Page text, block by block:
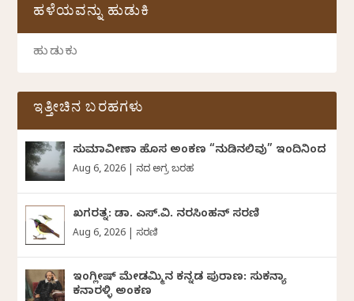
ಹಳೆಯವನ್ನು ಹುಡುಕಿ
ಇತ್ತೀಚಿನ ಬರಹಗಳು
ಸುಮಾವೀಣಾ ಹೊಸ ಅಂಕಣ “ನುಡಿನಲಿವು” ಇಂದಿನಿಂದ
Aug 6, 2026 ದಿನದ ಅಗ್ರ ಬರಹ
ಖಗರತ್ನ: ಡಾ. ಎಸ್.ವಿ. ನರಸಿಂಹನ್‌‌ ಸರಣಿ
Aug 6, 2026 ಸರಣಿ
ಇಂಗ್ಲೀಷ್ ಮೇಡಮ್ಮಿನ ಕನ್ನಡ ಪುರಾಣ: ಸುಕನ್ಯಾ
ಕನಾರಳ್ಳಿ ಅಂಕಣ